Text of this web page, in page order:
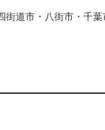
街道市・八街市・千